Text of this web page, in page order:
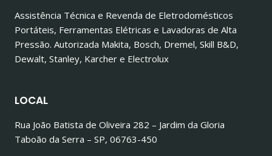
Assistência Técnica e Revenda de Eletrodomésticos
Portáteis, Ferramentas Elétricas e Lavadoras de Alta
Pressão. Autorizada Makita, Bosch, Dremel, Skill B&D,
Dewalt, Stanley, Karcher e Electrolux
LOCAL
Rua João Batista de Oliveira 282 – Jardim da Gloria
Taboão da Serra – SP, 06763-450